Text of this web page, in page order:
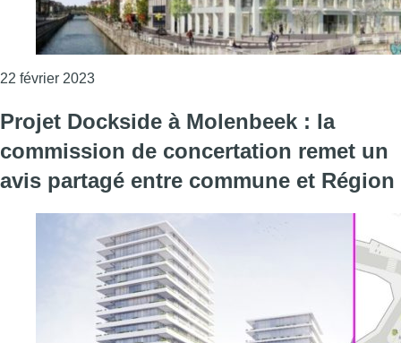
22 février 2023Consulter l'article "Tour Dockside à
Projet Dockside à Molenbeek : la
commission de concertation remet un
avis partagé entre commune et Région